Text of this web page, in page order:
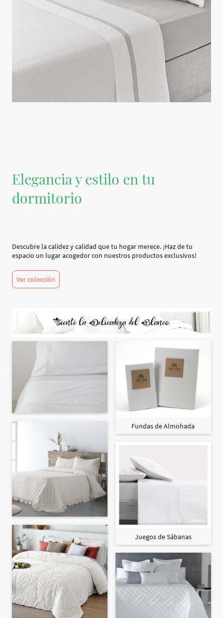
Elegancia y estilo en tu
dormitorio
Descubre la calidez y calidad que tu hogar merece. ¡Haz de tu
espacio un lugar acogedor con nuestros productos exclusivos!
Ver colección
Fundas de Almohada
Juegos de Sábanas